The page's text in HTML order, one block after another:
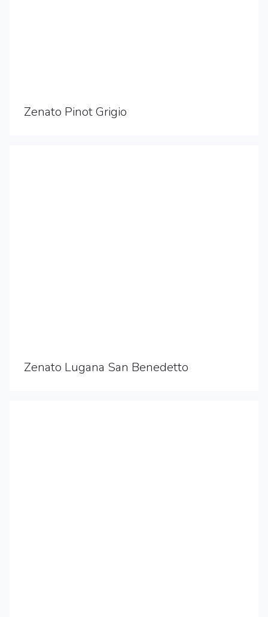
Zenato Pinot Grigio
Zenato Lugana San Benedetto